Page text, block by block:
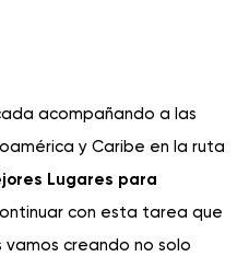
acompañando a las
y Caribe en la ruta
Lugares para
con esta tarea que
vamos creando no solo